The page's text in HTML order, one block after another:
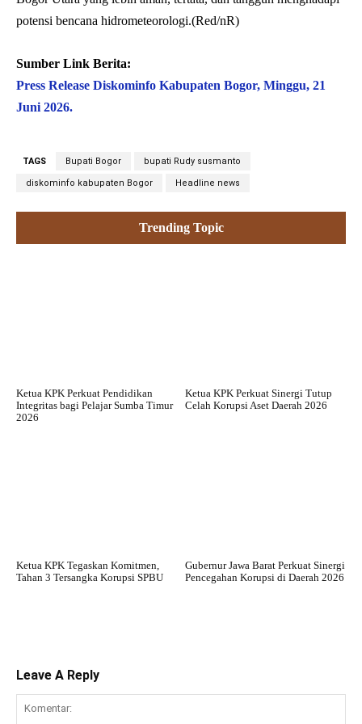
potensi bencana hidrometeorologi.(Red/nR)
Sumber Link Berita:
Press Release Diskominfo Kabupaten Bogor, Minggu, 21
Juni 2026.
TAGS Bupati Bogor bupati Rudy susmanto
diskominfo kabupaten Bogor Headline news
Trending Topic
Ketua KPK Perkuat Pendidikan
Integritas bagi Pelajar Sumba Timur
2026
Ketua KPK Perkuat Sinergi Tutup
Celah Korupsi Aset Daerah 2026
Ketua KPK Tegaskan Komitmen,
Tahan 3 Tersangka Korupsi SPBU
Gubernur Jawa Barat Perkuat Sinergi
Pencegahan Korupsi di Daerah 2026
Leave A Reply